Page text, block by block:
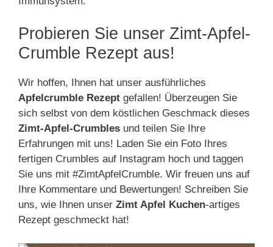
Probieren Sie unser Zimt-Apfel-
Crumble Rezept aus!
Wir hoffen, Ihnen hat unser ausführliches
Apfelcrumble Rezept gefallen! Überzeugen Sie
sich selbst von dem köstlichen Geschmack dieses
Zimt-Apfel-Crumbles und teilen Sie Ihre
Erfahrungen mit uns! Laden Sie ein Foto Ihres
fertigen Crumbles auf Instagram hoch und taggen
Sie uns mit #ZimtApfelCrumble. Wir freuen uns auf
Ihre Kommentare und Bewertungen! Schreiben Sie
uns, wie Ihnen unser Zimt Apfel Kuchen-artiges
Rezept geschmeckt hat!